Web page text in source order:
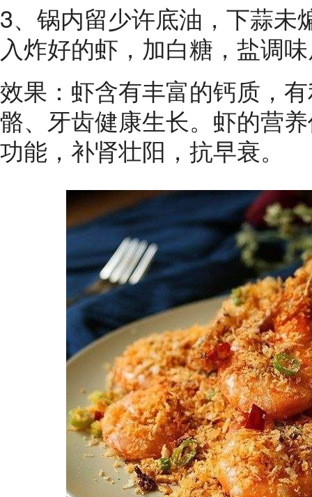
3、锅内留少许底油，下蒜未
入炸好的虾，加白糖，盐调
效果：虾含有丰富的钙质，
骼、牙齿健康生长。虾的营
功能，补肾壮阳，抗早衰。